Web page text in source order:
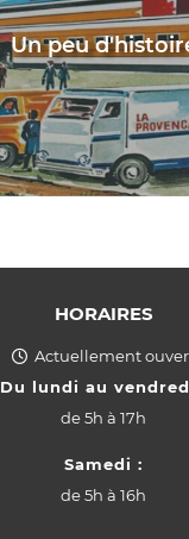
Un peu
HORAIRES
Actuellement
Du lundi au
de5h à 17h
Samedi :
de5h à 16h